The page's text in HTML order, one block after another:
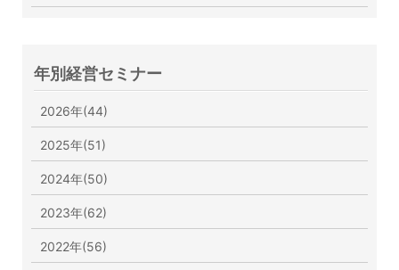
年別経営セミナー
2026年(44)
2025年(51)
2024年(50)
2023年(62)
2022年(56)